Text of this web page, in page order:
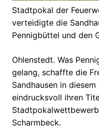
Stadtpokal der
verteidigte die
Pennigbüttel und den
Ohlenstedt. Was
gelang, schaffte die
Sandhausen in
eindrucksvoll ihren
Scharmbeck.